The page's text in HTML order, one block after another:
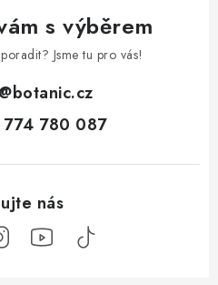
s výběrem
Jsme tu pro vás!
@botanic.cz
780 087